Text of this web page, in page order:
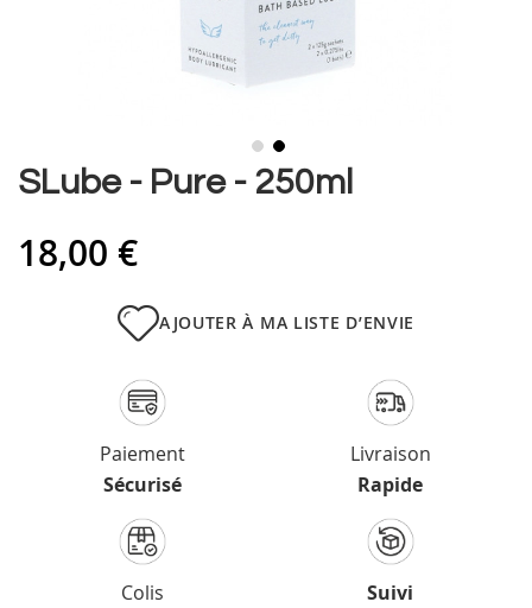
Skip
beginning
SLube - Pure - 250ml
18,00 €
AJOUTER À MA LISTE D’ENVIE
Paiement
Sécurisé
Livraison
Rapide
Colis
Suivi